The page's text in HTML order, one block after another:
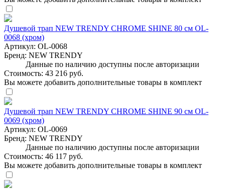
Душевой трап NEW TRENDY CHROME SHINE 80 см OL-
0068 (хром)
Артикул: OL-0068
Бренд: NEW TRENDY
Данные по наличию доступны после авторизации
Стоимость: 43 216 руб.
Вы можете добавить дополнительные товары в комплект
Душевой трап NEW TRENDY CHROME SHINE 90 см OL-
0069 (хром)
Артикул: OL-0069
Бренд: NEW TRENDY
Данные по наличию доступны после авторизации
Стоимость: 46 117 руб.
Вы можете добавить дополнительные товары в комплект